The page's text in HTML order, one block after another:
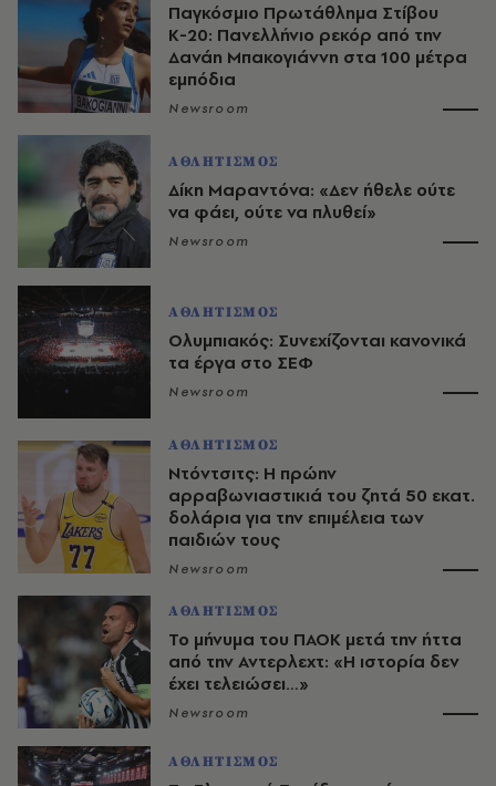
Παγκόσμιο Πρωτάθλημα Στίβου
Κ-20: Πανελλήνιο ρεκόρ από την
Δανάη Μπακογιάννη στα 100 μέτρα
εμπόδια
Newsroom
ΑΘΛΗΤΙΣΜΟΣ
Δίκη Μαραντόνα: «Δεν ήθελε ούτε
να φάει, ούτε να πλυθεί»
Newsroom
ΑΘΛΗΤΙΣΜΟΣ
Ολυμπιακός: Συνεχίζονται κανονικά
τα έργα στο ΣΕΦ
Newsroom
ΑΘΛΗΤΙΣΜΟΣ
Ντόντσιτς: Η πρώην
αρραβωνιαστικιά του ζητά 50 εκατ.
δολάρια για την επιμέλεια των
παιδιών τους
Newsroom
ΑΘΛΗΤΙΣΜΟΣ
Το μήνυμα του ΠΑΟΚ μετά την ήττα
από την Αντερλεχτ: «Η ιστορία δεν
έχει τελειώσει…»
Newsroom
ΑΘΛΗΤΙΣΜΟΣ